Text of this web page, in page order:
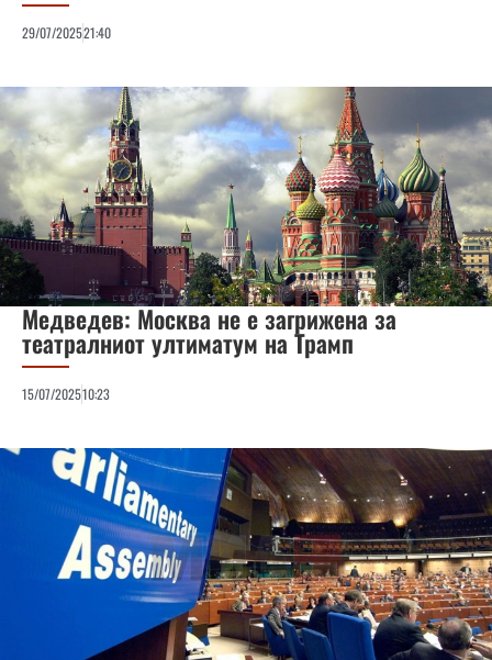
29/07/202521:40
Медведев: Москва не е загрижена за
театралниот ултиматум на Трамп
15/07/202510:23